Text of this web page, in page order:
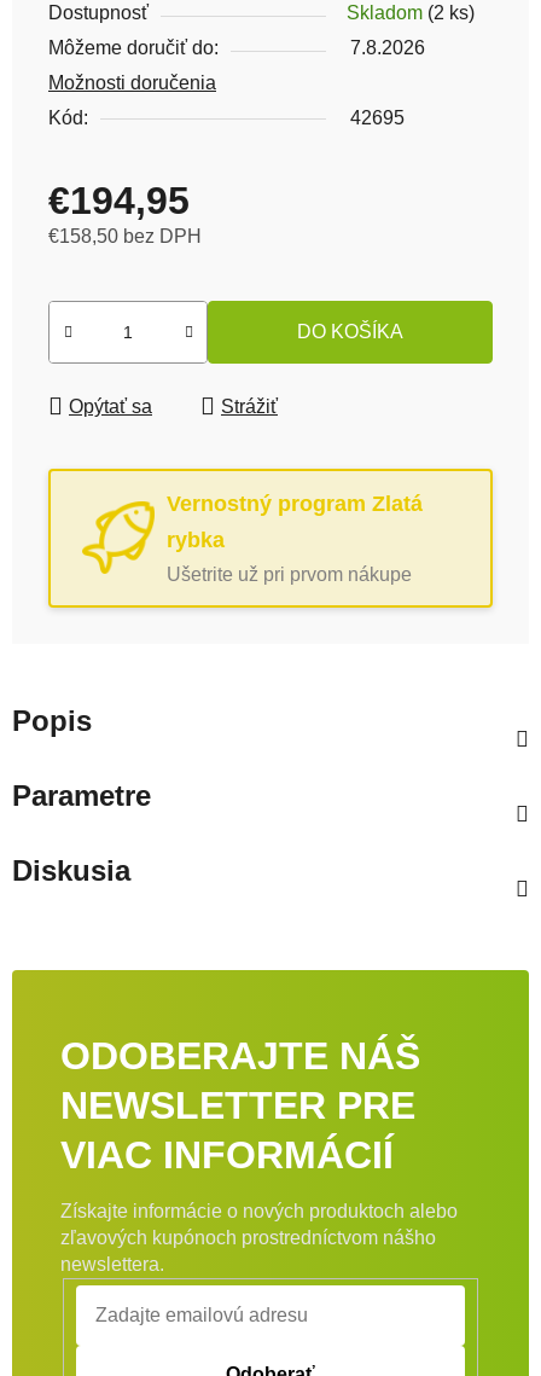
Dostupnosť Skladom (2 ks)
Môžeme doručiť do:
7.8.2026
Možnosti doručenia
Kód:
42695
€194,95
€158,50 bez DPH
DO KOŠÍKA
Opýtať sa Strážiť
Vernostný program Zlatá
rybka
Ušetrite už pri prvom nákupe
Popis
Parametre
Diskusia
ODOBERAJTE NÁŠ
NEWSLETTER PRE
VIAC INFORMÁCIÍ
Získajte informácie o nových produktoch alebo
zľavových kupónoch prostredníctvom nášho
newslettera.